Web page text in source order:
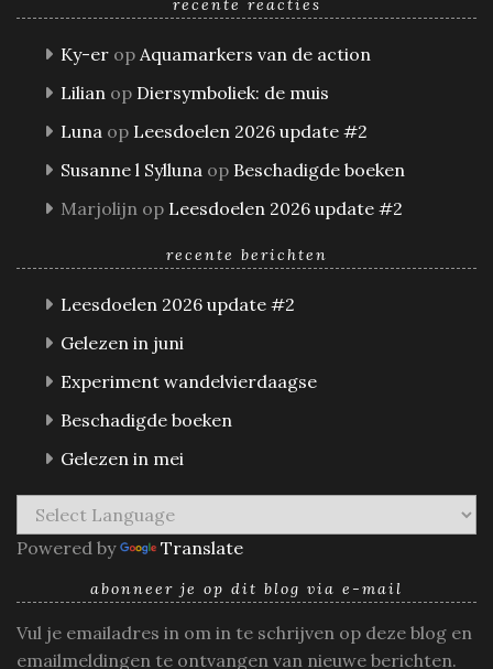
recente reacties
Ky-er op Aquamarkers van de action
Lilian op Diersymboliek: de muis
Luna op Leesdoelen 2026 update #2
Susanne l Sylluna op Beschadigde boeken
Marjolijn op Leesdoelen 2026 update #2
recente berichten
Leesdoelen 2026 update #2
Gelezen in juni
Experiment wandelvierdaagse
Beschadigde boeken
Gelezen in mei
Powered by Translate
abonneer je op dit blog via e-mail
Vul je emailadres in om in te schrijven op deze blog en
emailmeldingen te ontvangen van nieuwe berichten.